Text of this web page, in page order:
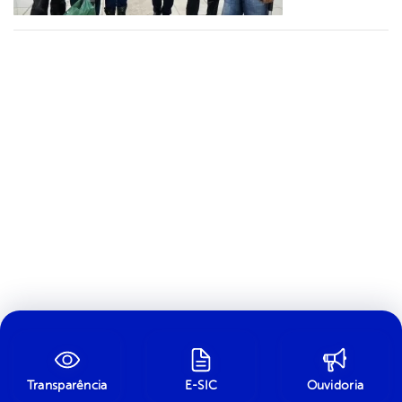
Transparência E-SIC Ouvidoria